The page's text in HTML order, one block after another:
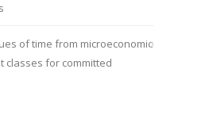
of time from microeconomic
classes for committed